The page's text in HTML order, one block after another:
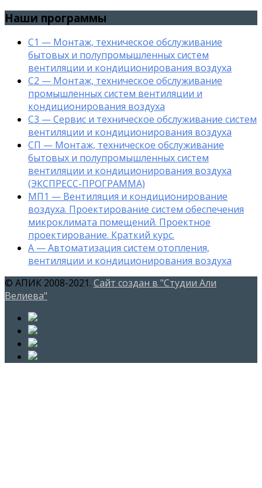
Наши программы
С1 — Монтаж, техническое обслуживание
бытовых и полупромышленных систем
вентиляции и кондиционирования воздуха
С2 — Монтаж, техническое обслуживание
промышленных систем вентиляции и
кондиционирования воздуха
С3 — Сервис и техническое обслуживание систем
вентиляции и кондиционирования воздуха
СП — Монтаж, техническое обслуживание
бытовых и полупромышленных систем
вентиляции и кондиционирования воздуха
(ЭКСПРЕСС-ПРОГРАММА)
МП1 — Вентиляция и кондиционирование
воздуха. Проектирование систем обеспечения
микроклимата помещений. Проектное
проектирование. Краткий курс.
А — Автоматизация систем отопления,
вентиляции и кондиционирования воздуха
© АПИК 2008-2021. Сайт создан в "Студии Али
Велиева"